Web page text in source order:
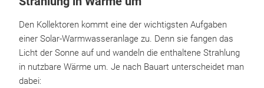
Den Kollektoren kommt eine der wichtigsten Aufgaben
einer Solar-Warmwasseranlage zu. Denn sie fangen das
Licht der Sonne auf und wandeln die enthaltene Strahlung
in nutzbare Wärme um. Je nach Bauart unterscheidet man
dabei: